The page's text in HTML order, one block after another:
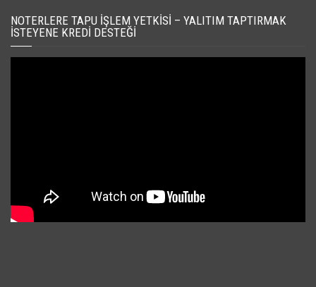
NOTERLERE TAPU İŞLEM YETKISI – YALITIM TAPTIRMAK
İSTEYENE KREDI DESTEĞI